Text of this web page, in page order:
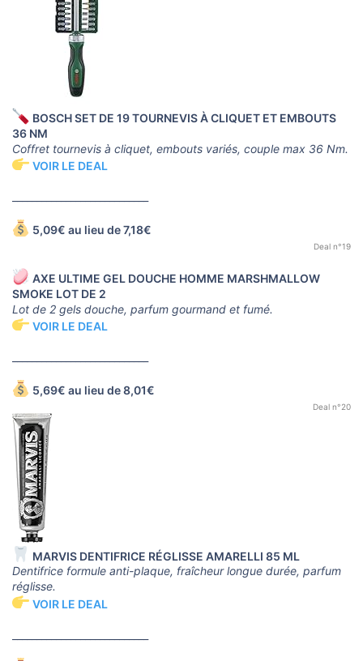
BOSCH SET DE 19 TOURNEVIS À CLIQUET ET EMBOUTS
36 NM
Coffret tournevis à cliquet, embouts variés, couple max 36 Nm.
VOIR LE DEAL
5,09€ au lieu de 7,18€
Deal n°19
AXE ULTIME GEL DOUCHE HOMME MARSHMALLOW
SMOKE LOT DE 2
Lot de 2 gels douche, parfum gourmand et fumé.
VOIR LE DEAL
5,69€ au lieu de 8,01€
Deal n°20
MARVIS DENTIFRICE RÉGLISSE AMARELLI 85 ML
Dentifrice formule anti-plaque, fraîcheur longue durée, parfum
réglisse.
VOIR LE DEAL